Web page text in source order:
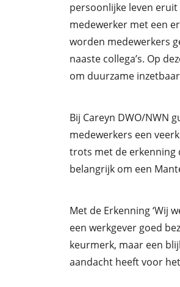
persoonlijke leven
medewerker met een
worden medewerkers
naaste collega’s. Op
om duurzame
Bij Careyn DWO/NWN
medewerkers een
trots met de erkenning
belangrijk om een
Met de Erkenning ‘Wij
een werkgever goed
keurmerk, maar een
aandacht heeft voor